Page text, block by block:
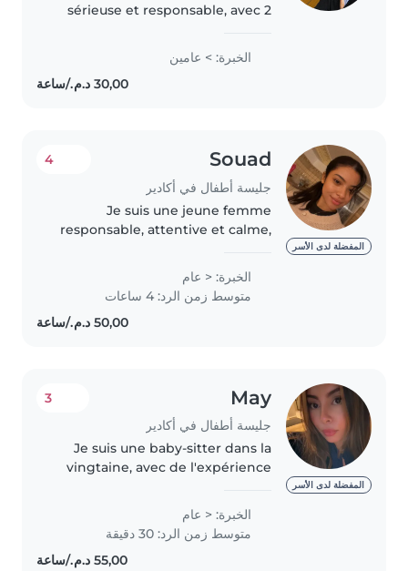
sérieuse et responsable, avec 2
enfants. À l'aise avec les animaux,
la cuisine, les tâches ménagères
الخبرة: > عامين
المفضلة لدى الأسر
Souad
جليسة أطفال في أكادير
4
Je suis une jeune femme
responsable, attentive et calme,
année d'études en soins
infirmiers, je suis passionnée par
الخبرة: < عام
متوسط زمن الرد: 4 ساعات
المفضلة لدى الأسر
May
جليسة أطفال في أكادير
3
Je suis une baby-sitter dans la
vingtaine, avec de l'expérience
préscolaire, scolaire et
préscolaire. Bien que je n'aie pas
de certification en premiers
الخبرة: < عام
متوسط زمن الرد: 30 دقيقة